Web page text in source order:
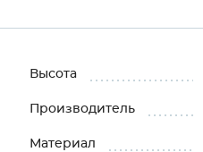
Высота
Производитель
Материал